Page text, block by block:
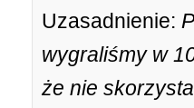
Uzasadnienie:
wygraliśmy w
że nie